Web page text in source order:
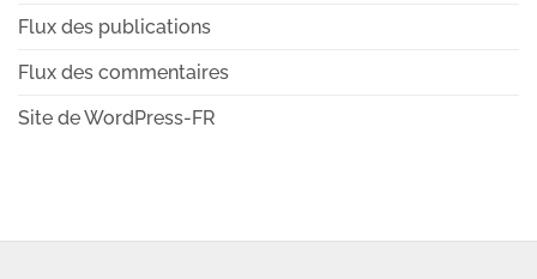
Flux des publications
Flux des commentaires
Site de WordPress-FR